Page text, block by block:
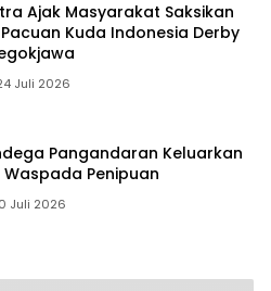
Ajak Masyarakat Saksikan
Kuda Indonesia Derby
Juli 2026
Pangandaran Keluarkan
Penipuan
Juli 2026